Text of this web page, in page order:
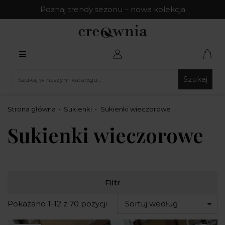
Poznaj trendy sezonu – nowa kolekcja
Szukaj
Strona główna Sukienki Sukienki wieczorowe
Sukienki wieczorowe
Filtr
Pokazano 1-12 z 70 pozycji Sortuj według